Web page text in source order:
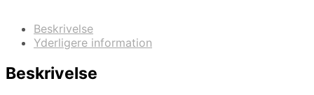
Beskrivelse
Yderligere information
Beskrivelse